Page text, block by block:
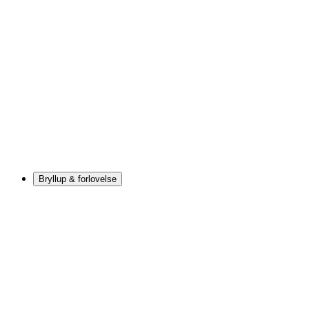
Bryllup & forlovelse